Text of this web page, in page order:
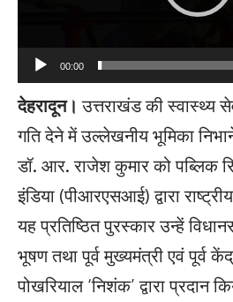
00:00
देहरादून। उत्तराखंड की स्वास्थ्य
गति देने में उल्लेखनीय भूमिका
डॉ. आर. राजेश कुमार को पब्लिक
इंडिया (पीआरएसआई) द्वारा
यह प्रतिष्ठित पुरस्कार उन्हें
भूषण तथा पूर्व मुख्यमंत्री एवं पूर्व
पोखरियाल ‘निशंक’ द्वारा प्रदान